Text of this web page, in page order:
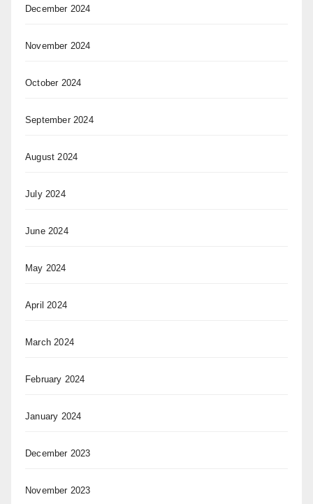
December 2024
November 2024
October 2024
September 2024
August 2024
July 2024
June 2024
May 2024
April 2024
March 2024
February 2024
January 2024
December 2023
November 2023